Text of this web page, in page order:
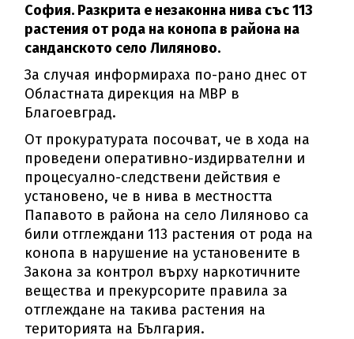
София. Разкрита е незаконна нива със 113
растения от рода на конопа в района на
санданското село Лиляново.
За случая информираха по-рано днес от
Областната дирекция на МВР в
Благоевград.
От прокуратурата посочват, че в хода на
проведени оперативно-издирвателни и
процесуално-следствени действия е
установено, че в нива в местността
Папавото в района на село Лиляново са
били отглеждани 113 растения от рода на
конопа в нарушение на установените в
Закона за контрол върху наркотичните
вещества и прекурсорите правила за
отглеждане на такива растения на
територията на България.